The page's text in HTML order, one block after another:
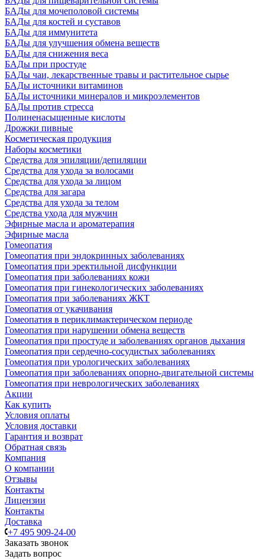
БАДы для мочеполовой системы
БАДы для костей и суставов
БАДы для иммунитета
БАДы для улучшения обмена веществ
БАДы для снижения веса
БАДы при простуде
БАДы чаи, лекарственные травы и растительное сырье
БАДы источники витаминов
БАДы источники минералов и микроэлементов
БАДы против стресса
Полиненасыщенные кислоты
Дрожжи пивные
Косметическая продукция
Наборы косметики
Средства для эпиляции/депиляции
Средства для ухода за волосами
Средства для ухода за лицом
Средства для загара
Средства для ухода за телом
Средства ухода для мужчин
Эфирные масла и ароматерапия
Эфирные масла
Гомеопатия
Гомеопатия при эндокринных заболеваниях
Гомеопатия при эректильной дисфункции
Гомеопатия при заболеваниях кожи
Гомеопатия при гинекологических заболеваниях
Гомеопатия при заболеваниях ЖКТ
Гомеопатия от укачивания
Гомеопатия в периклимактерическом периоде
Гомеопатия при нарушении обмена веществ
Гомеопатия при простуде и заболеваниях органов дыхания
Гомеопатия при сердечно-сосудистых заболеваниях
Гомеопатия при урологических заболеваниях
Гомеопатия при заболеваниях опорно-двигательной системы
Гомеопатия при неврологических заболеваниях
Акции
Как купить
Условия оплаты
Условия доставки
Гарантия и возврат
Обратная связь
Компания
О компании
Отзывы
Контакты
Лицензии
Контакты
Доставка
+7 495 909-24-00
Заказать звонок
Задать вопрос